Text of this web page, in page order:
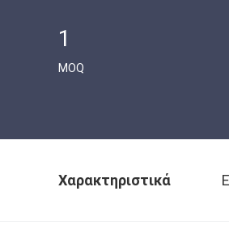
1
MOQ
Χαρακτηριστικά